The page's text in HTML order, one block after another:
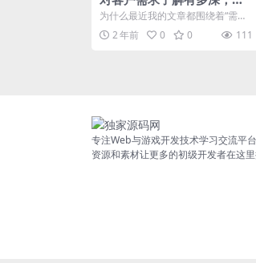
品就能卖多贵！
为什么最近我的文章都围绕着“需求”
这两个字做分享呢?因为我们都知
道，从整个市场维...
2 年前 0 0 111
专注Web与游戏开发技术学习交流平
资源和素材让更多的初级开发者在这